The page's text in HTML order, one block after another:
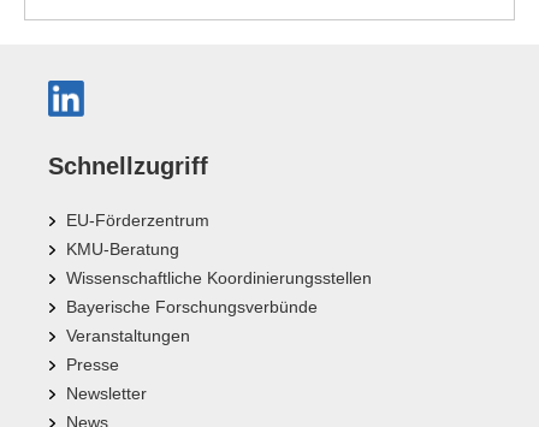
Schnellzugriff
EU-Förderzentrum
KMU-Beratung
Wissenschaftliche Koordinierungsstellen
Bayerische Forschungsverbünde
Veranstaltungen
Presse
Newsletter
News